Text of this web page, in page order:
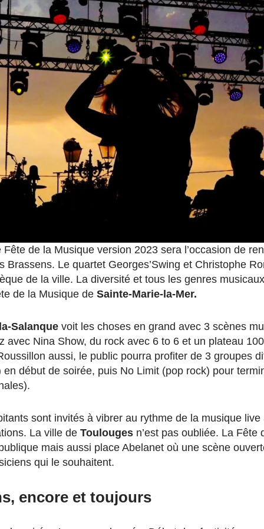
Fête de la Musique version 2023 sera l’occasion de
Brassens. Le quartet Georges’Swing et Christophe
de la ville. La diversité et tous les genres
de la Musique de Sainte-Marie-la-Mer.
Salanque voit les choses en grand avec 3 scènes
avec Nina Show, du rock avec 6 to 6 et un plateau
aussi, le public pourra profiter de 3 groupes
en début de soirée, puis No Limit (pop rock) pour
sont invités à vibrer au rythme de la musique live
La ville de Toulouges n’est pas oubliée. La Fête
mais aussi place Abelanet où une scène
qui le souhaitent.
encore et toujours